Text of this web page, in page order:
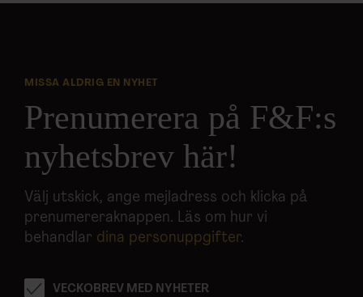
MISSA ALDRIG EN NYHET
Prenumerera på F&F:s
nyhetsbrev här!
Välj utskick, ange mejladress och klicka på
prenumereraknappen. Läs om hur vi
behandlar dina personuppgifter.
VECKOBREV MED NYHETER